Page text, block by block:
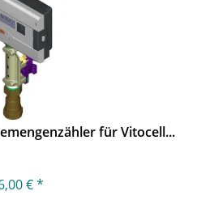
für Vitocell...
€ *